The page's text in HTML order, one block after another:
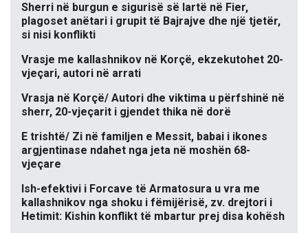
Sherri në burgun e sigurisë së lartë në Fier,
plagoset anëtari i grupit të Bajrajve dhe një tjetër,
si nisi konflikti
Vrasje me kallashnikov në Korçë, ekzekutohet 20-
vjeçari, autori në arrati
Vrasja në Korçë/ Autori dhe viktima u përfshinë në
sherr, 20-vjeçarit i gjendet thika në dorë
E trishtë/ Zi në familjen e Messit, babai i ikones
argjentinase ndahet nga jeta në moshën 68-
vjeçare
Ish-efektivi i Forcave të Armatosura u vra me
kallashnikov nga shoku i fëmijërisë, zv. drejtori i
Hetimit: Kishin konflikt të mbartur prej disa kohësh